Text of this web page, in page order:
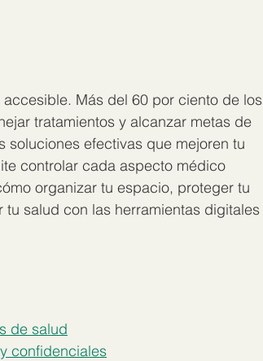
Más del 60 por ciento de los
tratamientos y alcanzar metas de
soluciones efectivas que mejoren tu
controlar cada aspecto médico
organizar tu espacio, proteger tu
salud con las herramientas digitales
de salud
confidenciales